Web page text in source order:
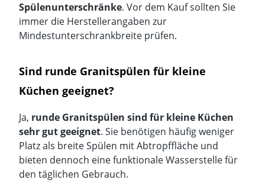
Spülenunterschränke. Vor dem Kauf sollten Sie
immer die Herstellerangaben zur
Mindestunterschrankbreite prüfen.
Sind runde Granitspülen für kleine
Küchen geeignet?
Ja, runde Granitspülen sind für kleine Küchen
sehr gut geeignet. Sie benötigen häufig weniger
Platz als breite Spülen mit Abtropffläche und
bieten dennoch eine funktionale Wasserstelle für
den täglichen Gebrauch.